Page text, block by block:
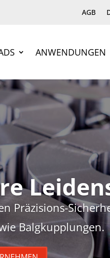
AGB
ANWENDUNGEN
Präzisions-
Balgkupplungen.